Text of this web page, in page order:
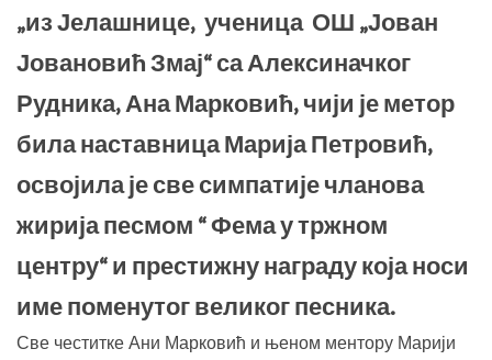
„из Јелашнице, ученица ОШ „Јован
Јовановић Змај“ са Алексиначког
Рудника, Ана Марковић, чији је метор
била наставница Марија Петровић,
освојила је све симпатије чланова
жирија песмом “ Фема у тржном
центру“ и престижну награду која носи
име поменутог великог песника.
Све честитке Ани Марковић и њеном ментору Марији